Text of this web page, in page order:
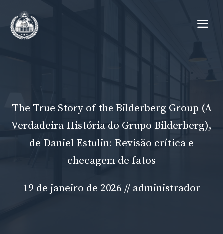
Pular
para
The True Story of the Bilderberg Group (A
Verdadeira História do Grupo Bilderberg),
de Daniel Estulin: Revisão crítica e
checagem de fatos
19 de janeiro de 2026 // administrador